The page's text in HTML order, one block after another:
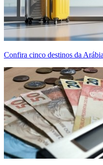
Confira cinco destinos da